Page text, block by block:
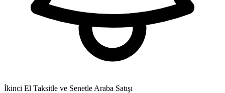
İkinci El Taksitle ve Senetle Araba Satışı